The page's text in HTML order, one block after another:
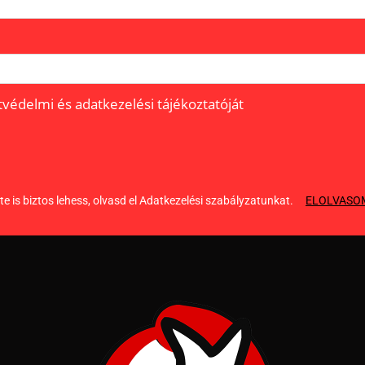
és adatkezelési tájékoztatóját
is biztos lehess, olvasd el Adatkezelési szabályzatunkat.